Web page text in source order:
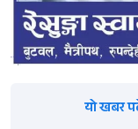
यो खबर